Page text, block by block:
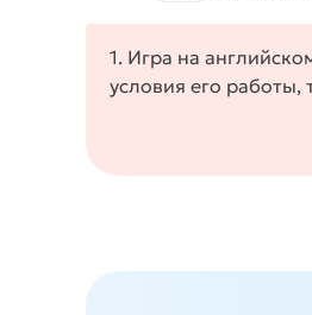
1. Игра на
условия его работы,